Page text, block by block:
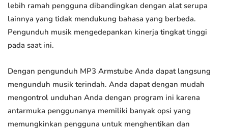
lebih ramah pengguna dibandingkan dengan alat serupa
lainnya yang tidak mendukung bahasa yang berbeda.
Pengunduh musik mengedepankan kinerja tingkat tinggi
pada saat ini.
Dengan pengunduh MP3 Armstube Anda dapat langsung
mengunduh musik terindah. Anda dapat dengan mudah
mengontrol unduhan Anda dengan program ini karena
antarmuka penggunanya memiliki banyak opsi yang
memungkinkan pengguna untuk menghentikan dan